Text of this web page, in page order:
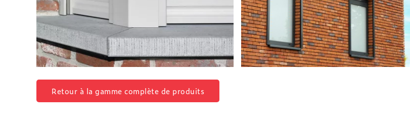
Retour à la gamme complète de produits